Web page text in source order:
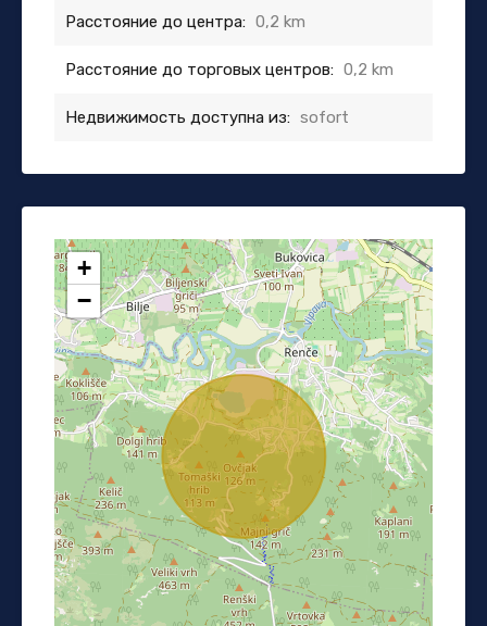
Расстояние до центра: 0,2 km
Расстояние до торговых центров: 0,2 km
Недвижимость доступна из: sofort
+
−